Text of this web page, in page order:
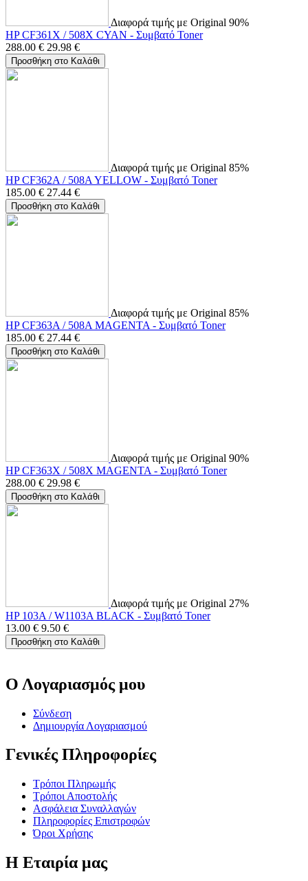
Διαφορά τιμής με Original 90%
HP CF361X / 508X CYAN - Συμβατό Toner
288.00 € 29.98 €
Προσθήκη στο Καλάθι
Διαφορά τιμής με Original 85%
HP CF362A / 508A YELLOW - Συμβατό Toner
185.00 € 27.44 €
Προσθήκη στο Καλάθι
Διαφορά τιμής με Original 85%
HP CF363A / 508A MAGENTA - Συμβατό Toner
185.00 € 27.44 €
Προσθήκη στο Καλάθι
Διαφορά τιμής με Original 90%
HP CF363X / 508X MAGENTA - Συμβατό Toner
288.00 € 29.98 €
Προσθήκη στο Καλάθι
Διαφορά τιμής με Original 27%
HP 103A / W1103A BLACK - Συμβατό Toner
13.00 € 9.50 €
Προσθήκη στο Καλάθι
Ο Λογαριασμός μου
Σύνδεση
Δημιουργία Λογαριασμού
Γενικές Πληροφορίες
Τρόποι Πληρωμής
Τρόποι Αποστολής
Ασφάλεια Συναλλαγών
Πληροφορίες Επιστροφών
Όροι Χρήσης
Η Εταιρία μας